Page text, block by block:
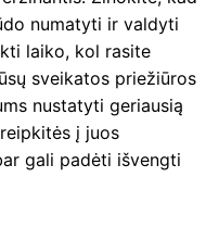
numatyti ir valdyti
laiko, kol rasite
sveikatos priežiūros
nustatyti geriausią
į juos
gali padėti išvengti